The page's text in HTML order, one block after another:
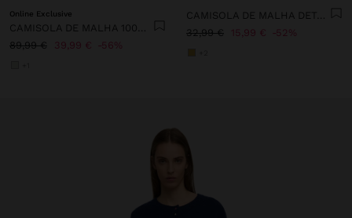
Online Exclusive
CAMISOLA DE MALHA 100% CASHMERE
89,99 €
39,99 € 56%
CAMISOLA DE MALHA DETALHE DE BOTÕES
32,99 €
15,99 € 52%